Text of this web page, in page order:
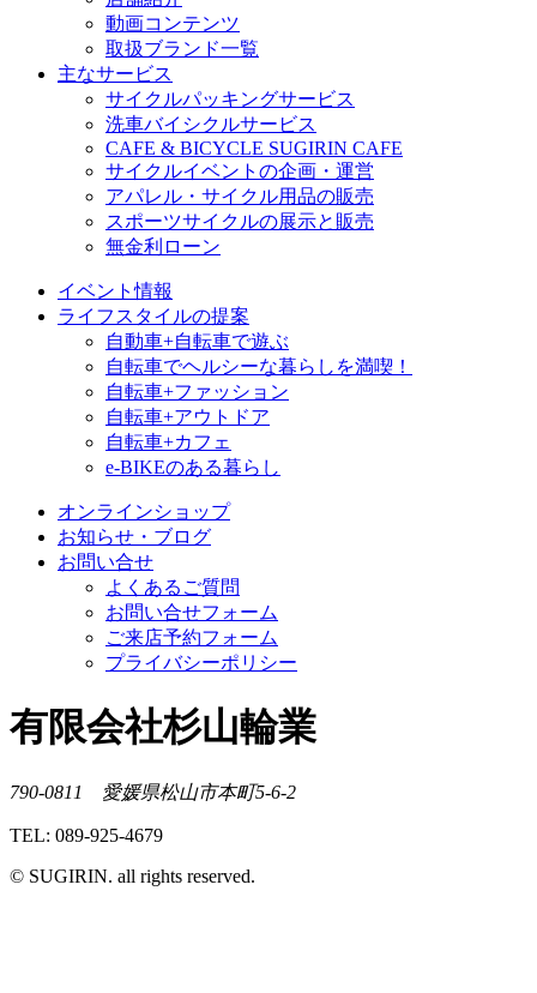
動画コンテンツ
取扱ブランド一覧
主なサービス
サイクルパッキングサービス
洗車バイシクルサービス
CAFE & BICYCLE SUGIRIN CAFE
サイクルイベントの企画・運営
アパレル・サイクル用品の販売
スポーツサイクルの展示と販売
無金利ローン
イベント情報
ライフスタイルの提案
自動車+自転車で遊ぶ
自転車でヘルシーな暮らしを満喫！
自転車+ファッション
自転車+アウトドア
自転車+カフェ
e-BIKEのある暮らし
オンラインショップ
お知らせ・ブログ
お問い合せ
よくあるご質問
お問い合せフォーム
ご来店予約フォーム
プライバシーポリシー
有限会社杉山輪業
790-0811 愛媛県松山市本町5-6-2
TEL: 089-925-4679
© SUGIRIN. all rights reserved.